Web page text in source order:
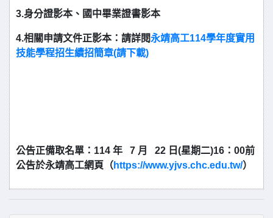
3.身分證影本 、國中畢業證書影本
4.相關申請文件正影本：請詳閱永靖高工114學年度實用
技能學程招生續招簡章(請下載)
公告正備取名單： 114 年 7 月 22 日 (星期二)16 ： 00前
公告於永靖高工網頁（ https://www.yjvs.chc.edu.tw/）